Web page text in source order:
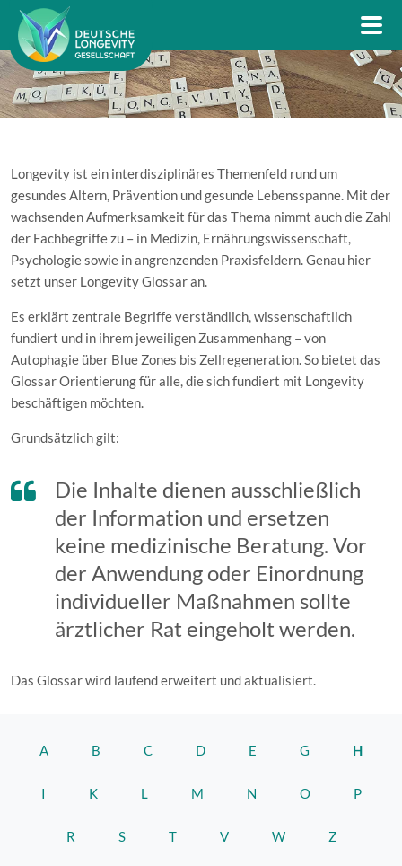
Longevity ist ein interdisziplinäres Themenfeld rund um
gesundes Altern, Prävention und gesunde Lebensspanne. Mit der
wachsenden Aufmerksamkeit für das Thema nimmt auch die Zahl
der Fachbegriffe zu – in Medizin, Ernährungswissenschaft,
Psychologie sowie in angrenzenden Praxisfeldern. Genau hier
setzt unser Longevity Glossar an.
Es erklärt zentrale Begriffe verständlich, wissenschaftlich
fundiert und in ihrem jeweiligen Zusammenhang – von
Autophagie über Blue Zones bis Zellregeneration. So bietet das
Glossar Orientierung für alle, die sich fundiert mit Longevity
beschäftigen möchten.
Grundsätzlich gilt:
Die Inhalte dienen ausschließlich
der Information und ersetzen
keine medizinische Beratung. Vor
der Anwendung oder Einordnung
individueller Maßnahmen sollte
ärztlicher Rat eingeholt werden.
Das Glossar wird laufend erweitert und aktualisiert.
A B C D E G H
I K L M N O P
R S T V W Z